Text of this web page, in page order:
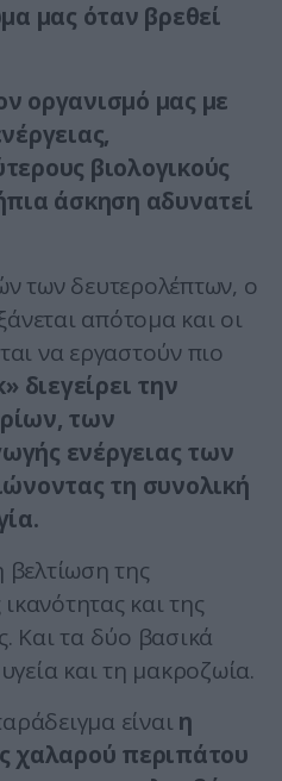
μας όταν βρεθεί
οργανισμό μας με
βιολογικούς
άσκηση αδυνατεί
των δευτερολέπτων, ο
απότομα και οι
να εργαστούν πιο
διεγείρει την
των
ενέργειας των
τη συνολική
βελτίωση της
και της
Και τα δύο βασικά
και τη μακροζωία.
είναι η
χαλαρού περιπάτου